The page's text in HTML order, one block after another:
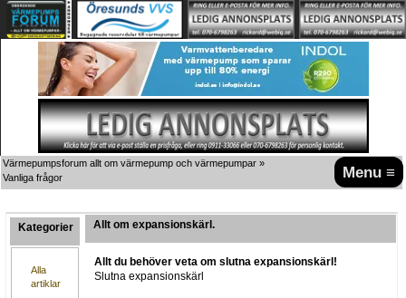
Menu ≡
Värmepumpsforum allt om värmepump och värmepumpar »
Vanliga frågor
Kategorier
Alla
artiklar
Allt om expansionskärl.
Allt du behöver veta om slutna expansionskärl!
Slutna expansionskärl